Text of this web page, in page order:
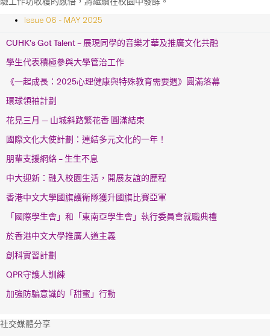
Issue 06 - MAY 2025
CUHK’s Got Talent – 展現同學的音樂才華及推廣文化共融
學生代表積極參與大學管治工作
《一起成長：2025心理健康與特殊教育需要週》圓滿落幕
環球領袖計劃
花見三月 — 山城斜路繁花香 圓滿結束
國際文化大使計劃：連結多元文化的一年！
朋輩支援網絡 – 生生不息
中大迎新：融入校園生活，開展友誼的歷程
香港中文大學國旗護衛隊獲升國旗比賽亞軍
「國際學生會」和「東南亞學生會」執行委員會就職典禮
於香港中文大學推廣人道主義
創科實習計劃
QPR守護人訓練
加強防騙意識的「甜蜜」行動
社交媒體分享